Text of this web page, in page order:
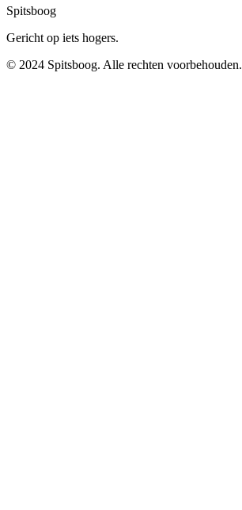
Spitsboog
Gericht op iets hogers.
© 2024 Spitsboog. Alle rechten voorbehouden.